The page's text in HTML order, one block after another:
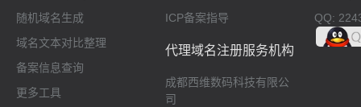
随机域名生成
域名文本对比整理
备案信息查询
更多工具
ICP备案指导
代理域名注册服务机构
成都西维数码科技有限公
司
QQ: